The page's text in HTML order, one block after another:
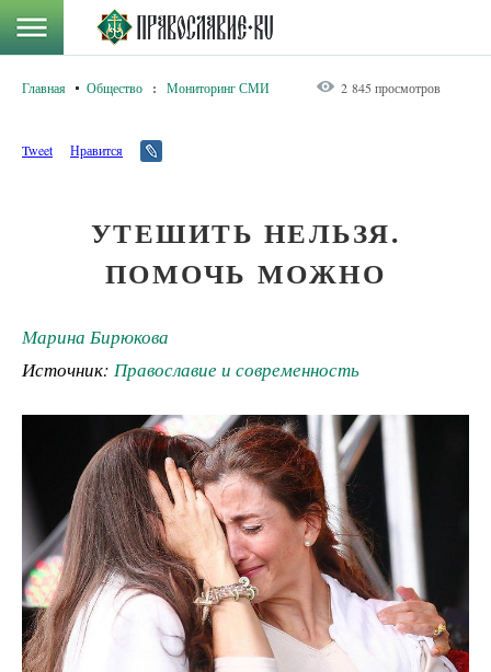
Главная Общество : Мониторинг СМИ 2 845 просмотров
Tweet Нравится
УТЕШИТЬ НЕЛЬЗЯ.
ПОМОЧЬ МОЖНО
Марина Бирюкова
Источник: Православие и современность